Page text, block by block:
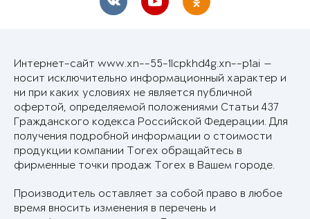
Интернет-сайт www.xn--55-1lcpkhd4g.xn--p1ai —
носит исключительно информационный характер и
ни при каких условиях не является публичной
офертой, определяемой положениями Статьи 437
Гражданского кодекса Российской Федерации. Для
получения подробной информации о стоимости
продукции компании Torex обращайтесь в
фирменные точки продаж Torex в Вашем городе.
Производитель оставляет за собой право в любое
время вносить изменения в перечень и